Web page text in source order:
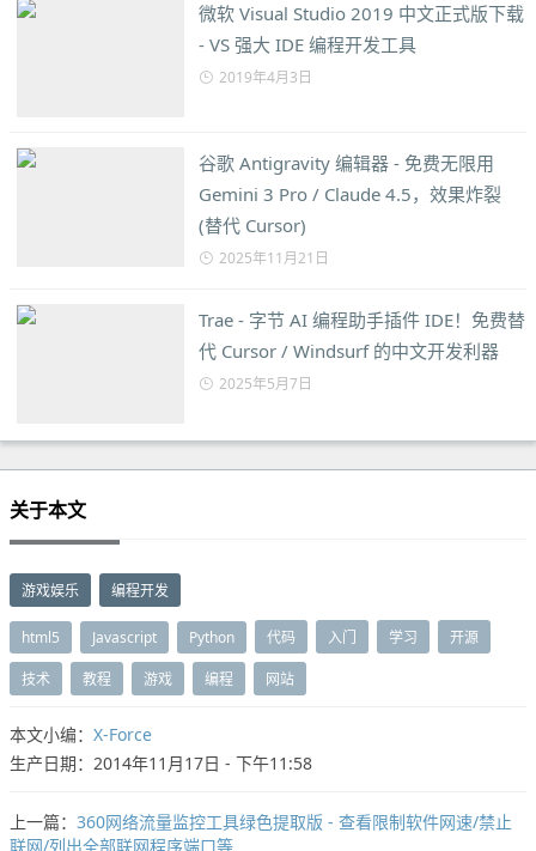
微软 Visual Studio 2019 中文正式版下载
- VS 强大 IDE 编程开发工具
2019年4月3日
谷歌 Antigravity 编辑器 - 免费无限用
Gemini 3 Pro / Claude 4.5，效果炸裂
(替代 Cursor)
2025年11月21日
Trae - 字节 AI 编程助手插件 IDE！免费替
代 Cursor / Windsurf 的中文开发利器
2025年5月7日
关于本文
游戏娱乐 编程开发
html5 Javascript Python 代码 入门 学习 开源
技术 教程 游戏 编程 网站
本文小编： X-Force
生产日期：2014年11月17日 - 下午11:58
上一篇： 360网络流量监控工具绿色提取版 - 查看限制软件网速/禁止
联网/列出全部联网程序端口等